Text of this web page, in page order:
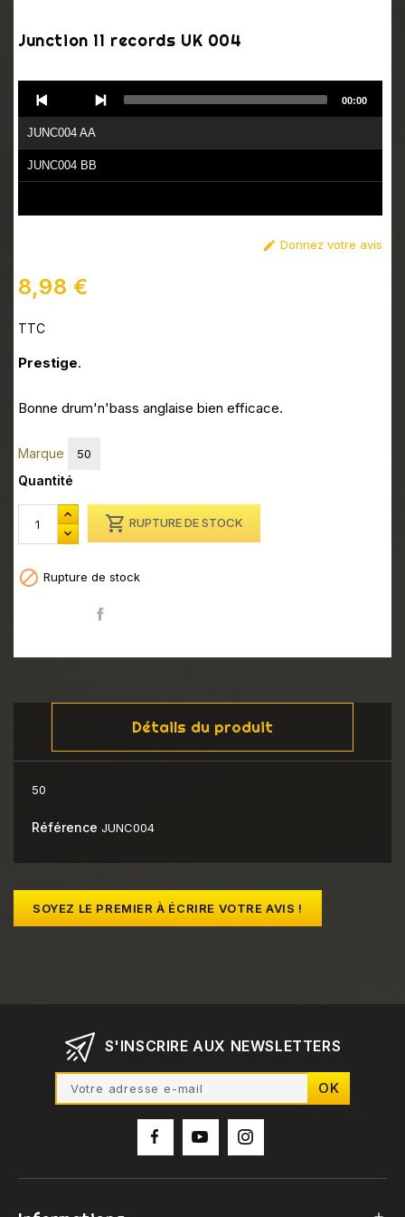
Junction 11 records UK 004
Player
JUNC004 AA
JUNC004 BB
00:00
 Donnez votre avis
8,98 €
TTC
Prestige.
Bonne drum'n'bass anglaise bien efficace.
Marque 50
Quantité
 RUPTURE DE STOCK
 Rupture de stock
Détails du produit
50
Référence JUNC004
SOYEZ LE PREMIER À ÉCRIRE VOTRE AVIS !
S'INSCRIRE AUX NEWSLETTERS